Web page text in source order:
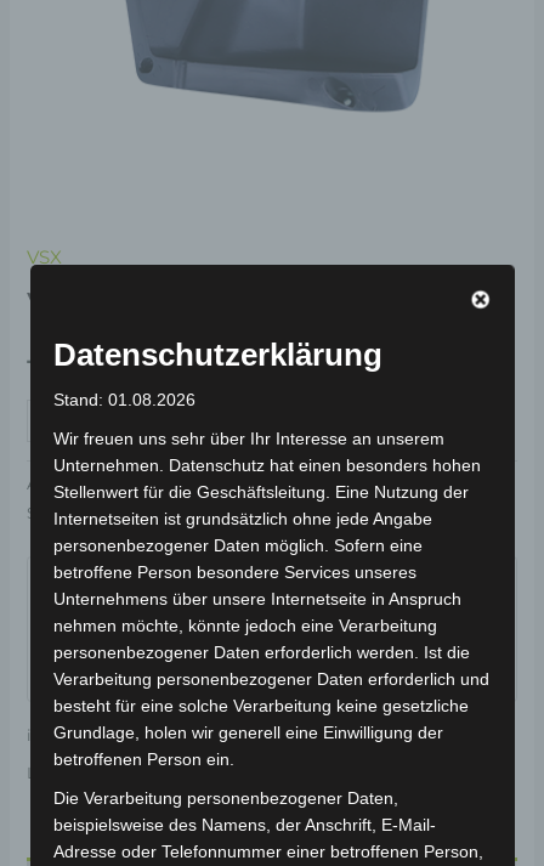
VSX
VSX ABLAGEFACH
19,00€ *
Artikelnummer: 3H202-7002A-00 Kategorie:
Schlagwort:Karosserie & Verkleidung
Garantiert sicherer Checkout
inkl. 19 % MwSt.Kostenloser Versand
Lieferzeit:
Datenschutzerklärung
Stand: 01.08.2026
Wir freuen uns sehr über Ihr Interesse an unserem
Unternehmen. Datenschutz hat einen besonders hohen
Stellenwert für die Geschäftsleitung. Eine Nutzung der
Internetseiten ist grundsätzlich ohne jede Angabe
personenbezogener Daten möglich. Sofern eine
betroffene Person besondere Services unseres
Unternehmens über unsere Internetseite in Anspruch
nehmen möchte, könnte jedoch eine Verarbeitung
personenbezogener Daten erforderlich werden. Ist die
Verarbeitung personenbezogener Daten erforderlich und
besteht für eine solche Verarbeitung keine gesetzliche
Grundlage, holen wir generell eine Einwilligung der
betroffenen Person ein.
Die Verarbeitung personenbezogener Daten,
beispielsweise des Namens, der Anschrift, E-Mail-
Adresse oder Telefonnummer einer betroffenen Person,